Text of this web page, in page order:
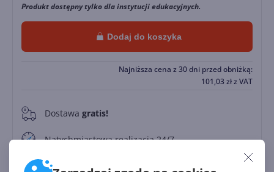
Produkt dostępny tylko dla instytucji edukacyjnych.
Dodaj do koszyka
Najniższa cena z 30 dni przed obniżką:
101,03 złz VAT
0 Dostawa gratis!
Natychmiastowa realizacja 24/7
Zapłać później